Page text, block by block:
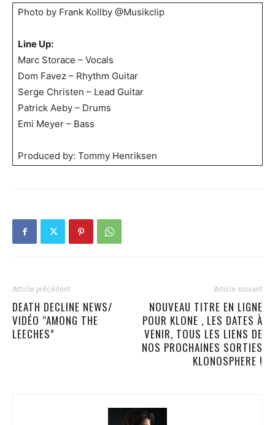
Photo by Frank Kollby @Musikclip
Line Up:
Marc Storace – Vocals
Dom Favez – Rhythm Guitar
Serge Christen – Lead Guitar
Patrick Aeby – Drums
Emi Meyer – Bass
Produced by: Tommy Henriksen
Article précédent
DEATH DECLINE NEWS/
VIDÉO “AMONG THE
LEECHES”
Article suivant
NOUVEAU TITRE EN LIGNE
POUR KLONE , LES DATES À
VENIR, TOUS LES LIENS DE
NOS PROCHAINES SORTIES
KLONOSPHERE !